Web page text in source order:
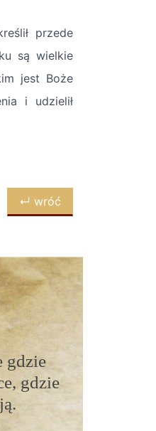
przede
są wielkie
jest Boże
i udzielił
↵ wróć
gdzie
gdzie